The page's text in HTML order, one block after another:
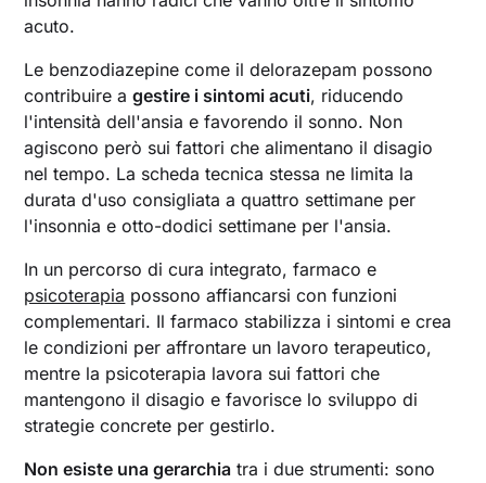
acuto.
Le benzodiazepine come il delorazepam possono
contribuire agestire i sintomi acuti, riducendo
l'intensità dell'ansia e favorendo il sonno. Non
agiscono però sui fattori che alimentano il disagio
nel tempo. La scheda tecnica stessa ne limita la
durata d'uso consigliata a quattro settimane per
l'insonnia e otto-dodici settimane per l'ansia.
In un percorso di cura integrato, farmaco e
psicoterapia possono affiancarsi con funzioni
complementari. Il farmaco stabilizza i sintomi e crea
le condizioni per affrontare un lavoro terapeutico,
mentre la psicoterapia lavora sui fattori che
mantengono il disagio e favorisce lo sviluppo di
strategie concrete per gestirlo.
Non esiste una gerarchia tra i due strumenti: sono